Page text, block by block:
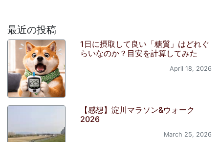
最近の投稿
1日に摂取して良い「糖質」はどれぐ
らいなのか？目安を計算してみた
April 18, 2026
【感想】淀川マラソン&ウォーク
2026
March 25, 2026